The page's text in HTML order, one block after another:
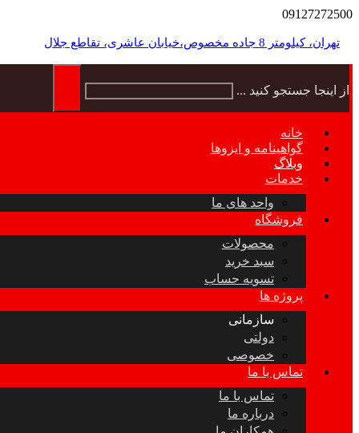
09127272500
تهران، کیلومتر 8 جاده مخصوص،خیابان عاشری، تقاطع جلال
از اینجا جستجو کنید ...
خانه
گواهینامه و ایزوها
وبلاگ
خدمات
واحد های ما
فروشگاه
محصولات
سبد خرید
تسویه حساب
پروژه ها
سازمانی
دولتی
خصوصی
تماس با ما
تماس با ما
درباره ما